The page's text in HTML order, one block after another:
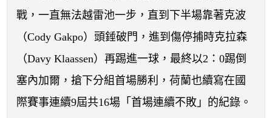
戰，一直無法越雷池一步，直到下半場靠著克波
（Cody Gakpo）頭錘破門，進到傷停捕時克拉森
（Davy Klaassen）再踢進一球，最終以2：0踢倒
塞內加爾，搶下分組首場勝利，荷蘭也續寫在國
際賽事連續9屆共16場「首場連續不敗」的紀錄。